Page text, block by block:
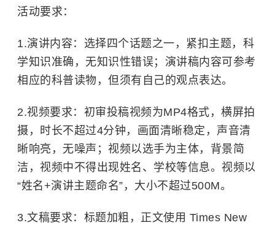
活动要求：
1.演讲内容：选择四个话题之一，紧扣主题，科
学知识准确，无知识性错误；演讲稿内容可参考
相应的科普读物，但须有自己的观点表达。
2.视频要求：初审投稿视频为MP4格式，横屏拍
摄，时长不超过4分钟，画面清晰稳定，声音清
晰响亮，无噪声；视频以选手为主体，背景简
洁，视频中不得出现姓名、学校等信息。视频以
“姓名+演讲主题命名”，大小不超过500M。
3.文稿要求：标题加粗，正文使用 Times New